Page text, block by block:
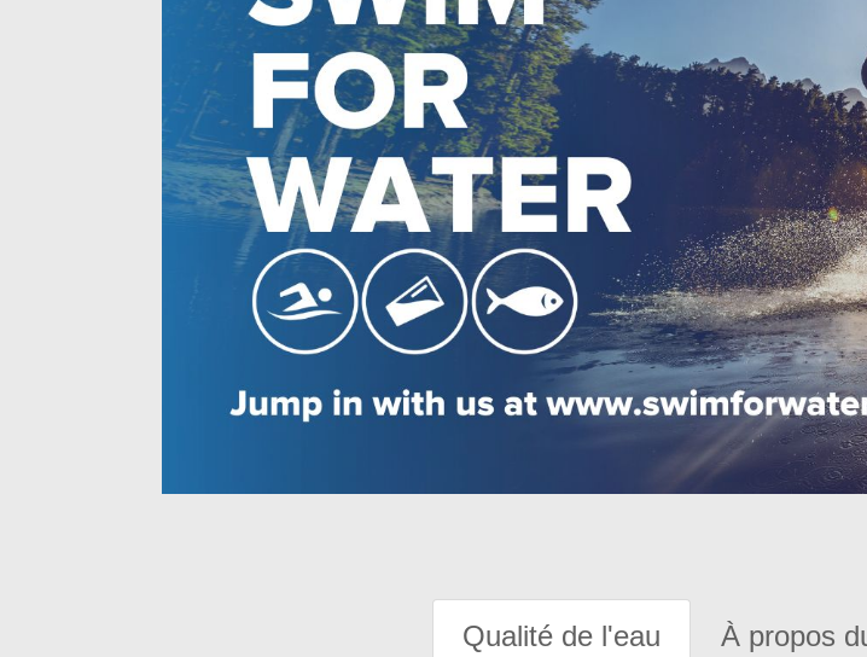
Qualité de l'eau À propos